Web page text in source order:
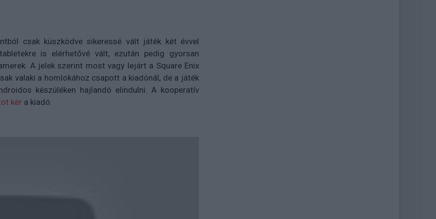
csak küszködve sikeressé vált játék két évvel
is elérhetővé vált, ezután pedig gyorsan
A jelek szerint most vagy lejárt a Square Enix
valaki a homlokához csapott a kiadónál, de a játék
készüléken hajlandó elindulni. A kooperatív
kér a kiadó.